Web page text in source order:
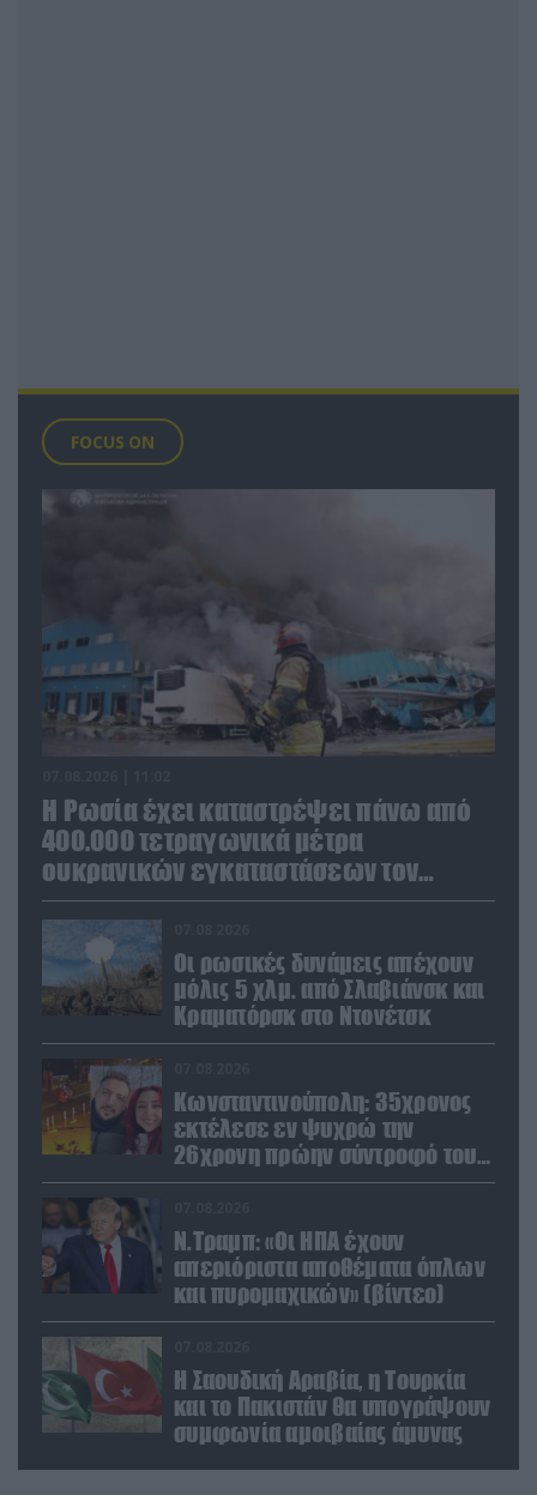
FOCUS ON
Η Ρωσία έχει καταστρέψει πάνω από
400.000 τετραγωνικά μέτρα
ουκρανικών εγκαταστάσεων τον
Ιούλιο
Οι ρωσικές δυνάμεις απέχουν
μόλις 5 χλμ. από Σλαβιάνσκ και
Κραματόρσκ στο Ντονέτσκ
Κωνσταντινούπολη: 35χρονος
εκτέλεσε εν ψυχρώ την
26χρονη πρώην σύντροφό του
έξω από φαρμακείο (βίντεο)
Ν.Τραμπ: «Οι ΗΠΑ έχουν
απεριόριστα αποθέματα όπλων
και πυρομαχικών» (βίντεο)
Η Σαουδική Αραβία, η Τουρκία
και το Πακιστάν θα υπογράψουν
συμφωνία αμοιβαίας άμυνας